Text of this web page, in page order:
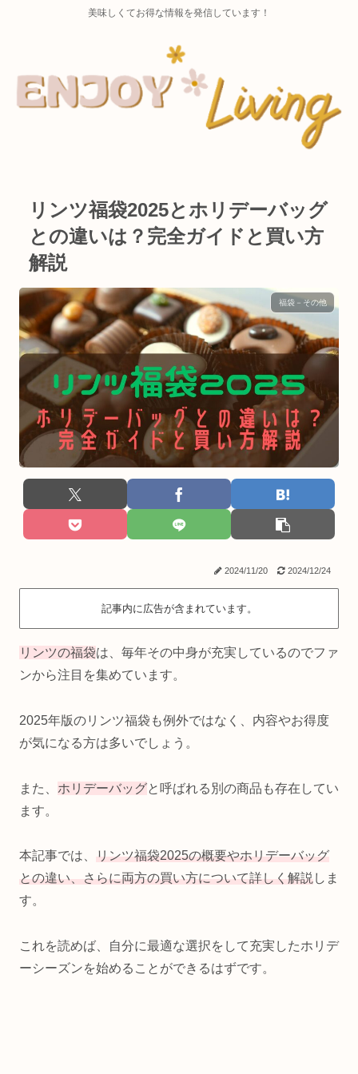
美味しくてお得な情報を発信しています！
リンツ福袋2025とホリデーバッグ
との違いは？完全ガイドと買い方
解説
福袋－その他
2024/11/20 2024/12/24
記事内に広告が含まれています。
リンツの福袋は、毎年その中身が充実しているのでファ
ンから注目を集めています。
2025年版のリンツ福袋も例外ではなく、内容やお得度
が気になる方は多いでしょう。
また、 ホリデーバッグと呼ばれる別の商品も存在してい
ます。
本記事では、 リンツ福袋2025の概要やホリデーバッグ
との違い、さらに両方の買い方について詳しく解説しま
す。
これを読めば、自分に最適な選択をして充実したホリデ
ーシーズンを始めることができるはずです。